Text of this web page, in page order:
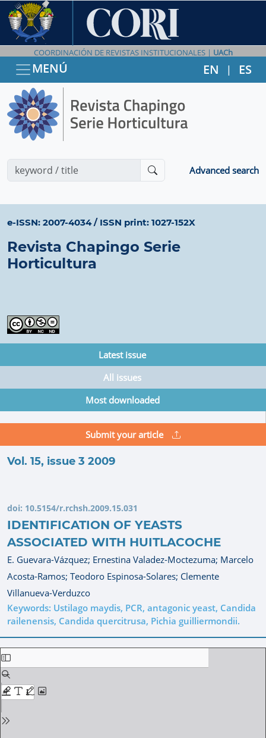
COORDINACIÓN DE REVISTAS INSTITUCIONALES | UACh
MENÚ EN | ES
Advanced search
e-ISSN: 2007-4034/ ISSN print: 1027-152X
Revista Chapingo Serie
Horticultura
Latest issue
All issues
Most downloaded
Submit your article
Vol. 15, issue 3 2009
doi: 10.5154/r.rchsh.2009.15.031
IDENTIFICATION OF YEASTS
ASSOCIATED WITH HUITLACOCHE
E. Guevara-Vázquez; Ernestina Valadez-Moctezuma; Marcelo
Acosta-Ramos; Teodoro Espinosa-Solares; Clemente
Villanueva-Verduzco
Keywords: Ustilago maydis, PCR, antagonic yeast, Candida
railenensis, Candida quercitrusa, Pichia guilliermondii.